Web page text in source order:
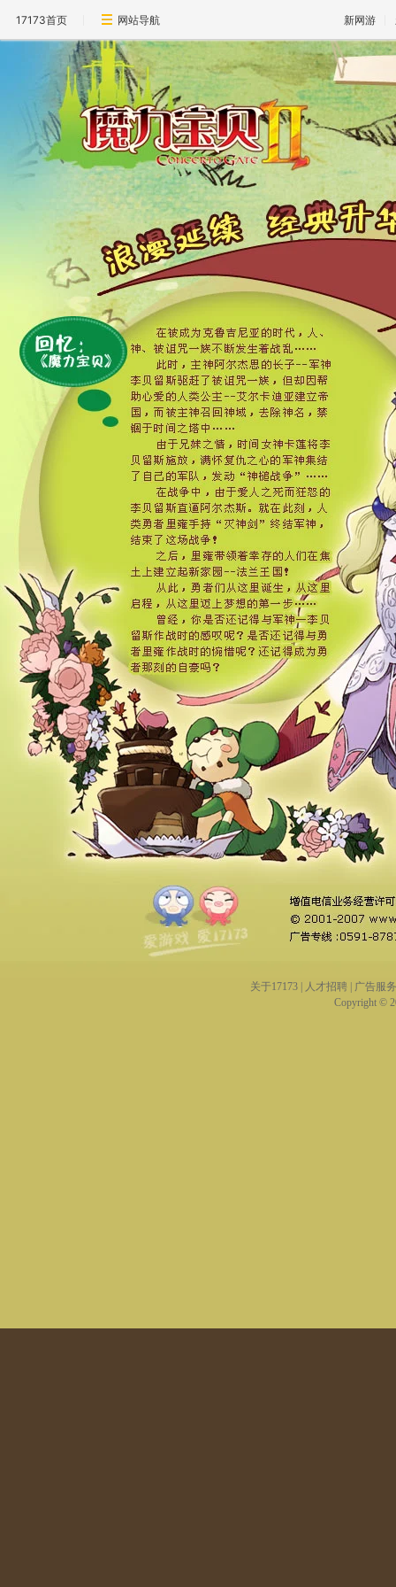
17173首页 网站导航 新网游
关于17173 人才招聘
广告服务
Copyright ©